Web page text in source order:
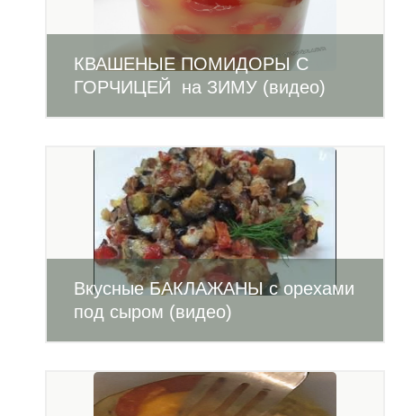
КВАШЕНЫЕ ПОМИДОРЫ С
ГОРЧИЦЕЙ на ЗИМУ (видео)
Вкусные БАКЛАЖАНЫ с орехами
под сыром (видео)